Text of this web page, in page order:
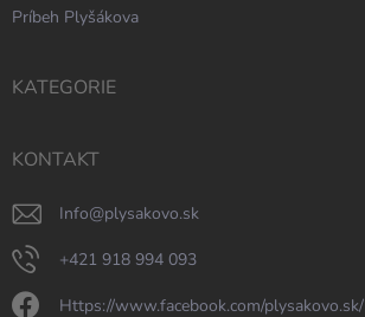
Príbeh Plyšákova
KATEGORIE
KONTAKT
info@plysakovo.sk
+421 918 994 093
https://www.facebook.com/plysakovo.sk/